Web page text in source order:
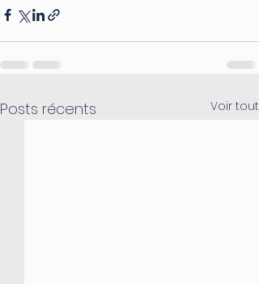
Posts récents Voir tout